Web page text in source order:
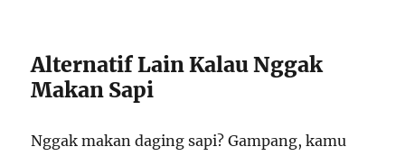
Alternatif Lain Kalau Nggak
Makan Sapi
Nggak makan daging sapi? Gampang, kamu